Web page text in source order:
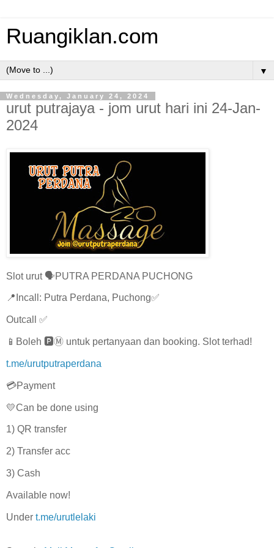
Ruangiklan.com
▼
Wednesday, January 24, 2024
urut putrajaya - jom urut hari ini 24-Jan-
2024
Slot urut 🗣️PUTRA PERDANA PUCHONG
📍Incall: Putra Perdana, Puchong✅
Outcall ✅
📱Boleh 🅿️Ⓜ️ untuk pertanyaan dan booking. Slot terhad!
t.me/urutputraperdana
💳Payment
💛Can be done using
1) QR transfer
2) Transfer acc
3) Cash
Available now!
Under t.me/urutlelaki